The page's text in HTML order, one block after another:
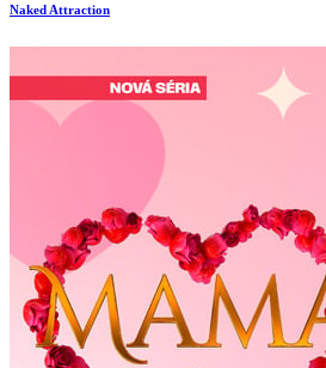
Naked Attraction